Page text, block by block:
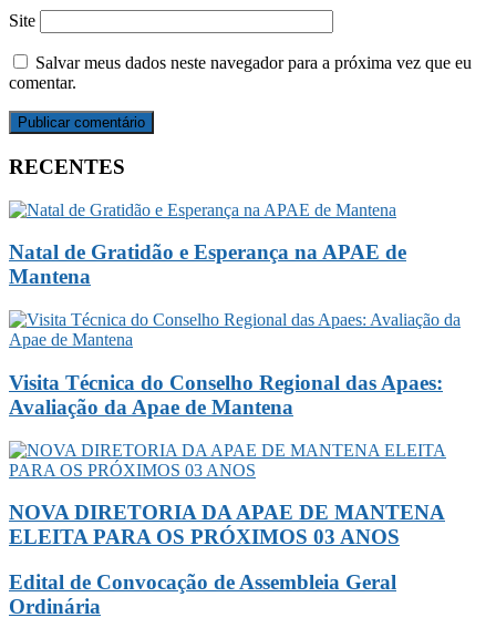
Site
Salvar meus dados neste navegador para a próxima vez que eu
comentar.
RECENTES
Natal de Gratidão e Esperança na APAE de
Mantena
Visita Técnica do Conselho Regional das Apaes:
Avaliação da Apae de Mantena
NOVA DIRETORIA DA APAE DE MANTENA
ELEITA PARA OS PRÓXIMOS 03 ANOS
Edital de Convocação de Assembleia Geral
Ordinária